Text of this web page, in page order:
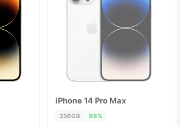
ĐÃ BÁN
iPhone 14 Pro Max
256GB 98%